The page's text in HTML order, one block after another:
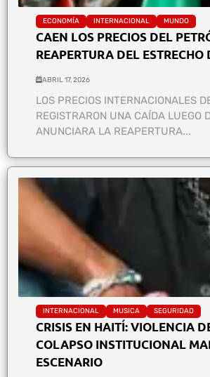
ECONOMÍA INTERNACIONAL MUNDO
CAEN LOS PRECIOS DEL
REAPERTURA DEL ESTRECHO
ABRIL 17, 2026
LOS PRECIOS INTERNACIONALES
REGISTRARON UNA CAÍDA LUEGO
ANUNCIARA LA REAPERTURA...
INTERNACIONAL MUSICA SEGURIDAD
CRISIS EN HAITÍ: VIOLENCIA
COLAPSO INSTITUCIONAL
ESCENARIO